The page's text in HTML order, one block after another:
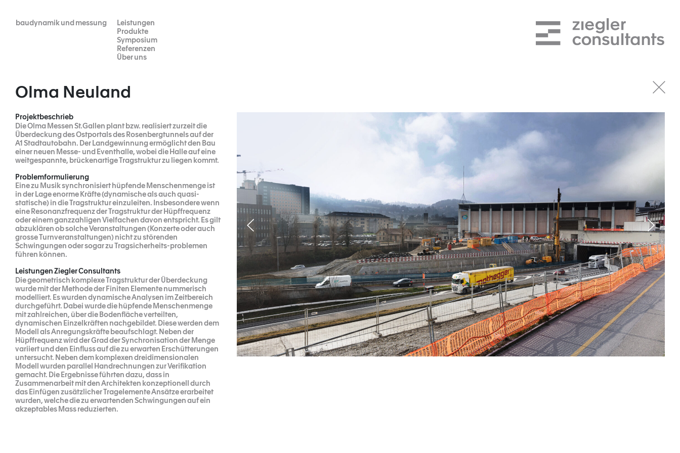
contentbaudynamik und messung
Leistungen
Produkte
Symposium
Referenzen
Über uns
Olma Neuland
Projektbeschrieb
Die Olma Messen St.Gallen plant bzw. realisiert zurzeit die
Überdeckung des Ostportals des Rosenbergtunnels auf der
A1 Stadtautobahn. Der Landgewinnung ermöglicht den Bau
einer neuen Messe- und Eventhalle, wobei die Halle auf eine
weitgespannte, brückenartige Tragstruktur zu liegen kommt.
Problemformulierung
Eine zu Musik synchronisiert hüpfende Menschenmenge ist
in der Lage enorme Kräfte (dynamische als auch quasi-
statische) in die Tragstruktur einzuleiten. Insbesondere wenn
eine Resonanzfrequenz der Tragstruktur der Hüpffrequenz
oder einem ganzzahligen Vielfachen davon entspricht. Es gilt
abzuklären ob solche Veranstaltungen (Konzerte oder auch
grosse Turnveranstaltungen) nicht zu störenden
Schwingungen oder sogar zu Tragsicherheits-problemen
führen können.
Leistungen Ziegler Consultants
Die geometrisch komplexe Tragstruktur der Überdeckung
wurde mit der Methode der Finiten Elemente nummerisch
modelliert. Es wurden dynamische Analysen im Zeitbereich
durchgeführt. Dabei wurde die hüpfende Menschenmenge
mit zahlreichen, über die Bodenfläche verteilten,
dynamischen Einzelkräften nachgebildet. Diese werden dem
Modell als Anregungskräfte beaufschlagt. Neben der
Hüpffrequenz wird der Grad der Synchronisation der Menge
variiert und den Einfluss auf die zu erwarten Erschütterungen
untersucht. Neben dem komplexen dreidimensionalen
Modell wurden parallel Handrechnungen zur Verifikation
gemacht. Die Ergebnisse führten dazu, dass in
Zusammenarbeit mit den Architekten konzeptionell durch
das Einfügen zusätzlicher Tragelemente Ansätze erarbeitet
wurden, welche die zu erwartenden Schwingungen auf ein
akzeptables Mass reduzierten.